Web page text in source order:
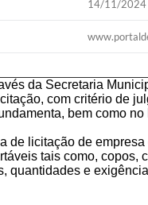
14/11/2024
da Secretaria
com critério de
bem como
de licitação de
tais como,
quantidades e